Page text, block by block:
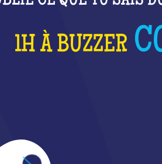
1H À BUZZER